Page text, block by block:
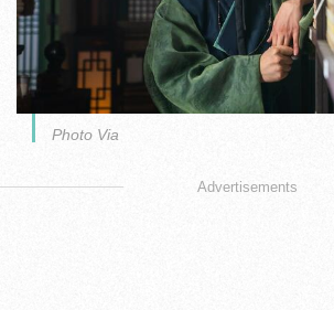
Photo Via
Advertisements